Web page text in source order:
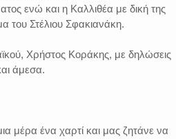
ενώ και η Καλλιθέα με δική της
του Στέλιου Σφακιανάκη.
Χρήστος Κοράκης, με δηλώσεις
άμεσα.
μέρα ένα χαρτί και μας ζητάνε να